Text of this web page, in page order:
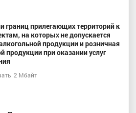
границ прилегающих территорий к
на которых не допускается
продукции и розничная
продукции при оказании услуг
2 Мбайт